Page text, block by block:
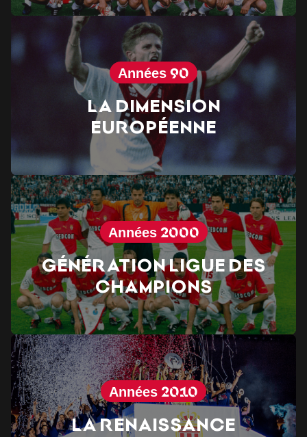
Années 90
La dimension
européenne
Années 2000
Génération Ligue des
Champions
Années 2010
La renaissance